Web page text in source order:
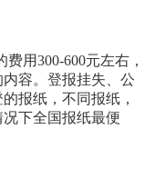
用300-600元左右，
容。登报挂失、公
报纸，不同报纸，
下全国报纸最便